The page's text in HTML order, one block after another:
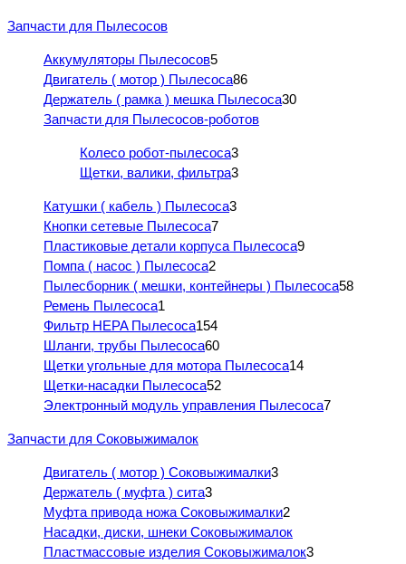
Запчасти для Пылесосов
Аккумуляторы Пылесосов5
Двигатель ( мотор ) Пылесоса86
Держатель ( рамка ) мешка Пылесоса30
Запчасти для Пылесосов-роботов
Колесо робот-пылесоса3
Щетки, валики, фильтра3
Катушки ( кабель ) Пылесоса3
Кнопки сетевые Пылесоса7
Пластиковые детали корпуса Пылесоса9
Помпа ( насос ) Пылесоса2
Пылесборник ( мешки, контейнеры ) Пылесоса58
Ремень Пылесоса1
Фильтр HEPA Пылесоса154
Шланги, трубы Пылесоса60
Щетки угольные для мотора Пылесоса14
Щетки-насадки Пылесоса52
Электронный модуль управления Пылесоса7
Запчасти для Соковыжималок
Двигатель ( мотор ) Соковыжималки3
Держатель ( муфта ) сита3
Муфта привода ножа Соковыжималки2
Насадки, диски, шнеки Соковыжималок
Пластмассовые изделия Соковыжималок3